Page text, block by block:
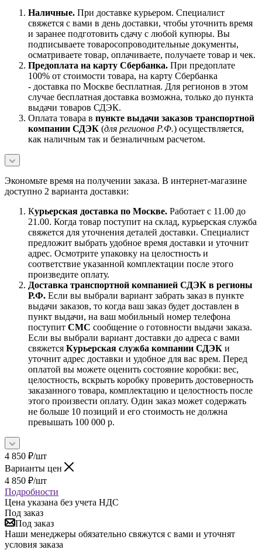
Наличные. При доставке курьером. Специалист
свяжется с вами в день доставки, чтобы уточнить время
и заранее подготовить сдачу с любой купюры. Вы
подписываете товаросопроводительные документы,
осматриваете товар, оплачиваете, получаете товар и чек.
Предоплата на карту Сбербанка. При предоплате
100% от стоимости товара, на карту Сбербанка
- доставка по Москве бесплатная. Для регионов в этом
случае бесплатная доставка возможна, только до пункта
выдачи товаров СДЭК.
Оплата товара в пункте выдачи заказов транспортной
компании СДЭК (для регионов Р.Ф.) осуществляется,
как наличным так и безналичным расчетом.
Экономьте время на получении заказа. В интернет-магазине
доступно 2 варианта доставки:
Курьерская доставка по Москве. Работает с 11.00 до
21.00. Когда товар поступит на склад, курьерская служба
свяжется для уточнения деталей доставки. Специалист
предложит выбрать удобное время доставки и уточнит
адрес. Осмотрите упаковку на целостность и
соответствие указанной комплектации после этого
произведите оплату.
Доставка транспортной компанией СДЭК в регионы
Р.Ф. Если вы выбрали вариант забрать заказ в пункте
выдачи заказов, то когда ваш заказ будет доставлен в
пункт выдачи, на ваш мобильный номер телефона
поступит СМС сообщение о готовности выдачи заказа.
Если вы выбрали вариант доставки до адреса с вами
свяжется Курьерская служба компании СДЭК и
уточнит адрес доставки и удобное для вас врем. Перед
оплатой вы можете оценить состояние коробки: вес,
целостность, вскрыть коробку проверить достоверность
заказанного товара, комплектацию и целостность после
этого произвести оплату. Один заказ может содержать
не больше 10 позиций и его стоимость не должна
превышать 100 000 р.
4 850 ₽/шт
Варианты цен
4 850 ₽/шт
Подробности
Цена указана без учета НДС
Под заказ
Под заказ
Наши менеджеры обязательно свяжутся с вами и уточнят
условия заказа